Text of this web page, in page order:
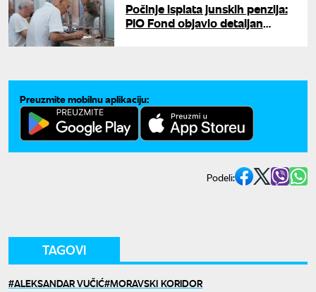
Počinje isplata junskih penzija:
PIO Fond objavio detaljan
Preuzmite mobilnu aplikaciju:
Podeli:
TAGOVI
ALEKSANDAR VUČIĆ MORAVSKI KORIDOR